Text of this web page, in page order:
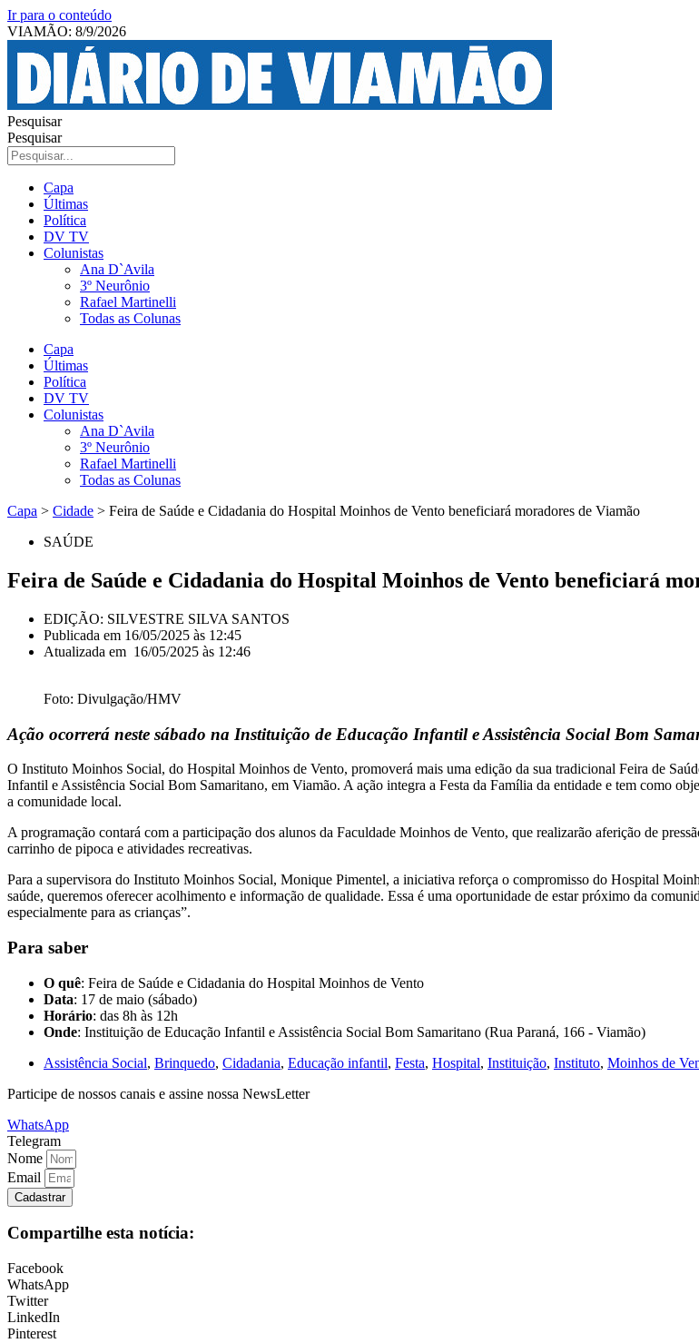
Ir para o conteúdo
VIAMÃO: 8/9/2026
Pesquisar
Pesquisar
Capa
Últimas
Política
DV TV
Colunistas
Ana D`Avila
3º Neurônio
Rafael Martinelli
Todas as Colunas
Capa
Últimas
Política
DV TV
Colunistas
Ana D`Avila
3º Neurônio
Rafael Martinelli
Todas as Colunas
Capa > Cidade > Feira de Saúde e Cidadania do Hospital Moinhos de Vento beneficiará moradores de Viamão
SAÚDE
Feira de Saúde e Cidadania do Hospital Moinhos de Vento beneficiará
EDIÇÃO: SILVESTRE SILVA SANTOS
Publicada em 16/05/2025 às 12:45
Atualizada em 16/05/2025 às 12:46
Foto: Divulgação/HMV
Ação ocorrerá neste sábado na Instituição de Educação Infantil e Assistência Social Bom
O Instituto Moinhos Social, do Hospital Moinhos de Vento, promoverá mais uma edição da sua tradicional Feira de
Infantil e Assistência Social Bom Samaritano, em Viamão. A ação integra a Festa da Família da entidade e tem como
a comunidade local.
A programação contará com a participação dos alunos da Faculdade Moinhos de Vento, que realizarão aferição de
carrinho de pipoca e atividades recreativas.
Para a supervisora do Instituto Moinhos Social, Monique Pimentel, a iniciativa reforça o compromisso do Hospital
saúde, queremos oferecer acolhimento e informação de qualidade. Essa é uma oportunidade de estar próximo da
especialmente para as crianças”.
Para saber
O quê: Feira de Saúde e Cidadania do Hospital Moinhos de Vento
Data: 17 de maio (sábado)
Horário: das 8h às 12h
Onde: Instituição de Educação Infantil e Assistência Social Bom Samaritano (Rua Paraná, 166 - Viamão)
Assistência Social, Brinquedo, Cidadania, Educação infantil, Festa, Hospital, Instituição, Instituto, Moinhos de
Participe de nossos canais e assine nossa NewsLetter
WhatsApp
Telegram
Nome
Email
Cadastrar
Compartilhe esta notícia:
Facebook
WhatsApp
Twitter
LinkedIn
Pinterest